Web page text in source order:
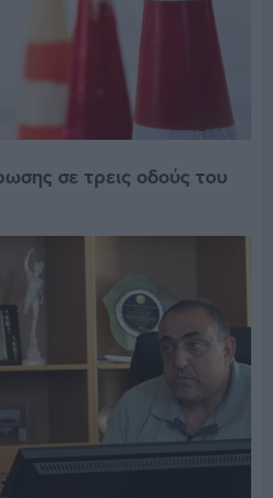
σε τρεις οδούς του